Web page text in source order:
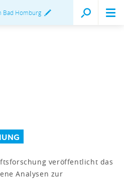
Bad Homburg
veröffentlicht das
Analysen zur